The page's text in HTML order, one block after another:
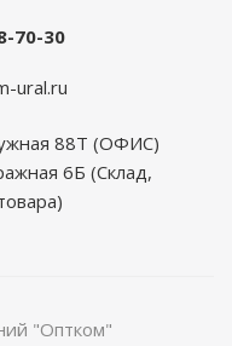
70-30
ural.ru
88Т (ОФИС)
6Б (Склад,
"Оптком"